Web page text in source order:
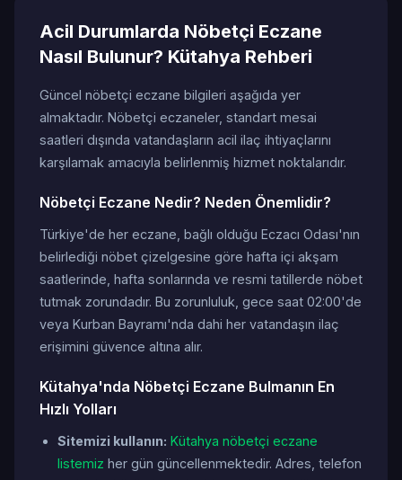
Acil Durumlarda Nöbetçi Eczane
Nasıl Bulunur? Kütahya Rehberi
Güncel nöbetçi eczane bilgileri aşağıda yer
almaktadır. Nöbetçi eczaneler, standart mesai
saatleri dışında vatandaşların acil ilaç ihtiyaçlarını
karşılamak amacıyla belirlenmiş hizmet noktalarıdır.
Nöbetçi Eczane Nedir? Neden Önemlidir?
Türkiye'de her eczane, bağlı olduğu Eczacı Odası'nın
belirlediği nöbet çizelgesine göre hafta içi akşam
saatlerinde, hafta sonlarında ve resmi tatillerde nöbet
tutmak zorundadır. Bu zorunluluk, gece saat 02:00'de
veya Kurban Bayramı'nda dahi her vatandaşın ilaç
erişimini güvence altına alır.
Kütahya'nda Nöbetçi Eczane Bulmanın En
Hızlı Yolları
Sitemizi kullanın: Kütahya nöbetçi eczane
listemiz her gün güncellenmektedir. Adres, telefon